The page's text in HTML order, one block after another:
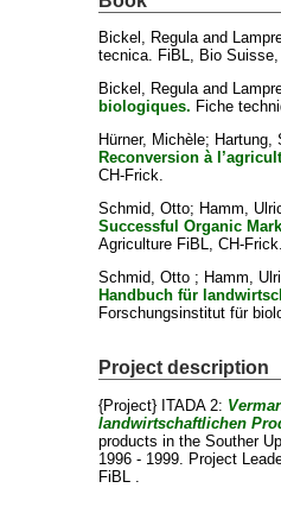
Bickel, Regulaand
tecnica. FiBL, Bio
Bickel, Regulaand
biologiques. Fiche
Hürner, Michèle; Hartung,
Reconversion à
CH-Frick.
Schmid, Otto; Hamm,
Successful Organic
Agriculture FiBL, CH-Frick.
Schmid, Otto ; Hamm,
Handbuch für
Forschungsinstitut für
Project description
{Project} ITADA 2:
landwirtschaftlichen
products in the Souther
1996 - 1999. Project
FiBL .